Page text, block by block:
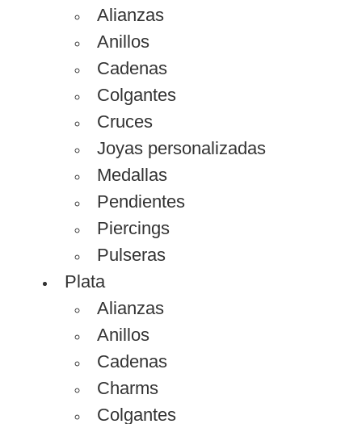
Alianzas
Anillos
Cadenas
Colgantes
Cruces
Joyas personalizadas
Medallas
Pendientes
Piercings
Pulseras
Plata
Alianzas
Anillos
Cadenas
Charms
Colgantes